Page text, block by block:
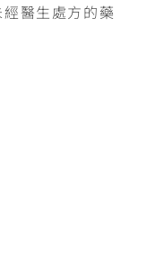
醫生處方的藥